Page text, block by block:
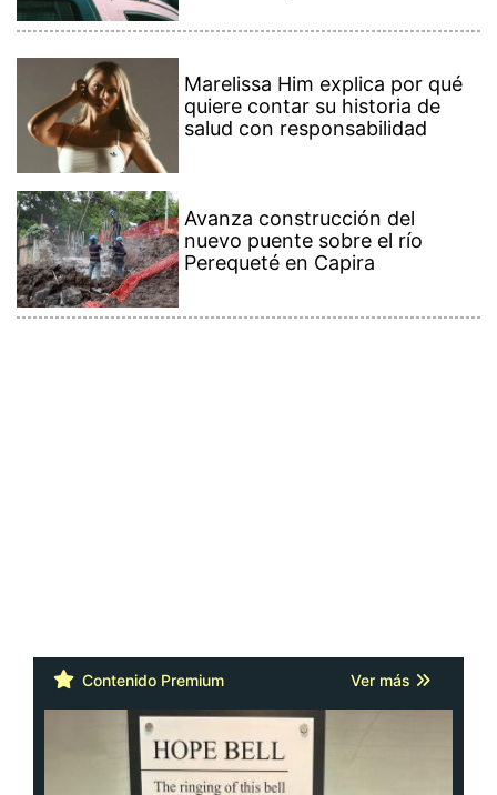
Marelissa Him explica por qué
quiere contar su historia de
salud con responsabilidad
Avanza construcción del
nuevo puente sobre el río
Perequeté en Capira
Contenido Premium Ver más